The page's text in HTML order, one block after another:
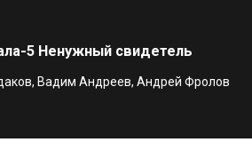
5 Ненужный свидетель
Вадим Андреев, Андрей Фролов